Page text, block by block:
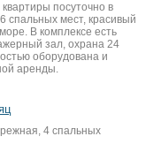
посуточно в
спальных мест, красивый
В комплексе есть
зал, охрана 24
оборудована и
аренды.
4 спальных